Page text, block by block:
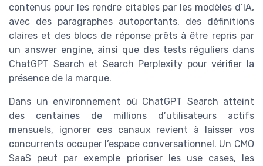
contenus pour les rendre citables par les modèles d’IA,
avec des paragraphes autoportants, des définitions
claires et des blocs de réponse prêts à être repris par
un answer engine, ainsi que des tests réguliers dans
ChatGPT Search et Search Perplexity pour vérifier la
présence de la marque.
Dans un environnement où ChatGPT Search atteint
des centaines de millions d’utilisateurs actifs
mensuels, ignorer ces canaux revient à laisser vos
concurrents occuper l’espace conversationnel. Un CMO
SaaS peut par exemple prioriser les use cases, les